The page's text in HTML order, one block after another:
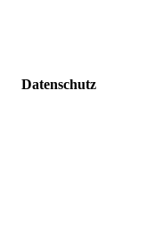
Datenschutz